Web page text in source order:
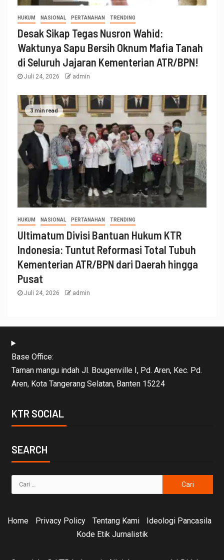
HUKUM NASIONAL PERTANAHAN TRENDING
Desak Sikap Tegas Nusron Wahid:
Waktunya Sapu Bersih Oknum Mafia Tanah
di Seluruh Jajaran Kementerian ATR/BPN!
Juli 24, 2026 admin
3 min read
HUKUM NASIONAL PERTANAHAN TRENDING
Ultimatum Divisi Bantuan Hukum KTR
Indonesia: Tuntut Reformasi Total Tubuh
Kementerian ATR/BPN dari Daerah hingga
Pusat
Juli 24, 2026 admin
Base Office:
Taman mangu indah Jl. Bougenville I, Pd. Aren, Kec. Pd.
Aren, Kota Tangerang Selatan, Banten 15224
KTR SOCIAL
SEARCH
Home Privacy Policy Tentang Kami
Ideologi Pancasila
Kode Etik Jurnalistik